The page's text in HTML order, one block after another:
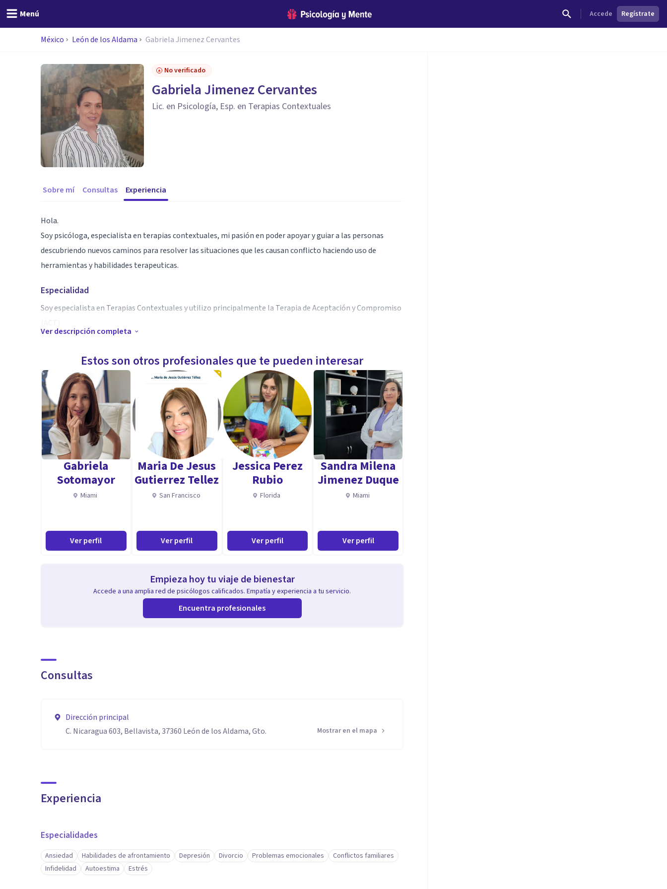
Menú Accede Regístrate
México León de los Aldama Gabriela Jimenez Cervantes
No verificado
Gabriela Jimenez Cervantes
Lic. en Psicología, Esp. en Terapias Contextuales
Sobre mí Consultas Experiencia
Hola.
Soy psicóloga, especialista en terapias contextuales, mi pasión en poder apoyar y guiar a las personas
descubriendo nuevos caminos para resolver las situaciones que les causan conflicto haciendo uso de
herramientas y habilidades terapeuticas.
Especialidad
Soy especialista en Terapias Contextuales y utilizo principalmente la Terapia de Aceptación y Compromiso
Cuento además con diplomado en Psicoterapia congnitivo-conductual y en Tanatología.
Aptitudes
Cuento con una amplia experiencia laboral en diferentes áreas de la Industria (17 años) lo que me permite
comprender muchas de las situaciones que pueden generar conflicto y apoyar en entendimiento y
resolución, tanto a nivel relacional como de procesos.
Las experiencias de vida me permiten apoyar desde el entendimiento, la empatía y la compasión las
situaciones complicadas que se presentan en el día a día.
Ver descripción completa
Estos son otros profesionales que te pueden interesar
Gabriela
Sotomayor
Miami
Ver perfil
Maria De Jesus
Gutierrez Tellez
San Francisco
Ver perfil
Jessica Perez
Rubio
Florida
Ver perfil
Sandra Milena
Jimenez Duque
Miami
Ver perfil
Empieza hoy tu viaje de bienestar
Accede a una amplia red de psicólogos calificados. Empatía y experiencia a tu servicio.
Encuentra profesionales
Consultas
Dirección principal
C. Nicaragua 603, Bellavista, 37360 León de los Aldama, Gto.
Mostrar en el mapa
Experiencia
Especialidades
Ansiedad Habilidades de afrontamiento Depresión Divorcio Problemas emocionales
Conflictos familiares
Infidelidad
Autoestima Estrés